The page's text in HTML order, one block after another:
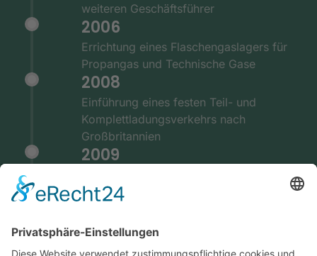
weiteren Geschäftsführer
2006
Errichtung eines Flaschengaslagers für
Propangas und Technische Gase
2008
Einführung eines festen Teil- und
Komplettladungsverkehrs nach
Großbritannien
2009
GPS und Telematiksystemen
Ausbau der Kapazität des
Flaschengaslagers für Propangas und